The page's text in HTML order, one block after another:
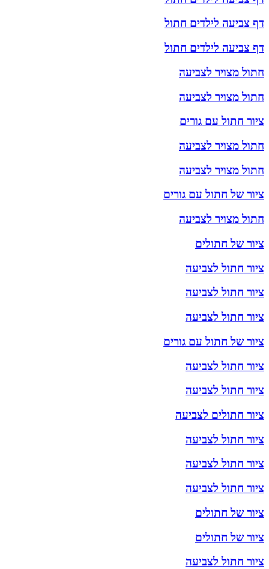
דף צביעה לילדים חתול
דף צביעה לילדים חתול
חתול מצויר לצביעה
חתול מצויר לצביעה
ציור חתול עם גורים
חתול מצויר לצביעה
חתול מצויר לצביעה
ציור של חתול עם גורים
חתול מצויר לצביעה
ציור של חתולים
ציור חתול לצביעה
ציור חתול לצביעה
ציור חתול לצביעה
ציור של חתול עם גורים
ציור חתול לצביעה
ציור חתול לצביעה
ציור חתולים לצביעה
ציור חתול לצביעה
ציור חתול לצביעה
ציור חתול לצביעה
ציור של חתולים
ציור של חתולים
ציור חתול לצביעה